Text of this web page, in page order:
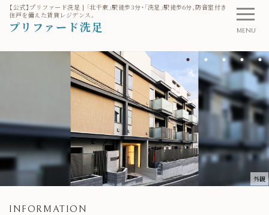
【公式】プリファード洗足 | 「北千束」駅徒歩3分・「洗足」駅徒歩6分、防音室付き
住戸を備えた賃貸レジデンス。
プリファード洗足 MENU
外観
INFORMATION